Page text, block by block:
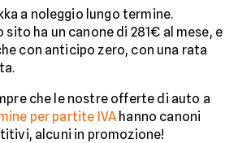
a noleggio lungo termine.
sito ha un canone di 281€ al mese, e
con anticipo zero, con una rata
che le nostre offerte di auto a
per partite IVA hanno canoni
alcuni in promozione!